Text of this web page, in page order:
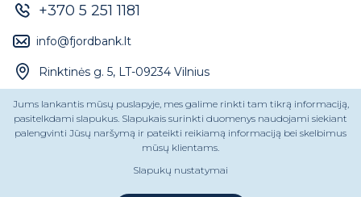
+370 5 251 1181
info@fjordbank.lt
Rinktinės g. 5, LT-09234 Vilnius
AB „Fjord Bank“
Įmonės kodas 304493038
Jums lankantis mūsų puslapyje, mes galime rinkti tam tikrą informaciją,
pasitelkdami slapukus. Slapukais surinkti duomenys naudojami siekiant
palengvinti Jūsų naršymą ir pateikti reikiamą informaciją bei skelbimus
mūsų klientams.
Slapukų nustatymai